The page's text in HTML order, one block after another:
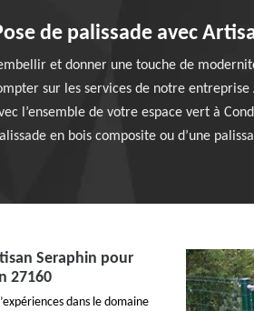
de palissade avec
et donner une touche de
sur les services de notre
l’ensemble de votre espace vert à
en bois composite ou d’une
Seraphin pour
27160
dans le domaine